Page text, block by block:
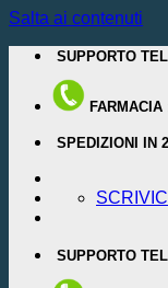
Salta ai contenuti
SUPPORTO
FARMACIA
SPEDIZIONI IN
SUPPORTO